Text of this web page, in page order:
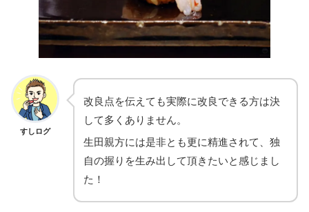
すしログ
改良点を伝えても実際に改良できる方は決
して多くありません。
生田親方には是非とも更に精進されて、独
自の握りを生み出して頂きたいと感じまし
た！